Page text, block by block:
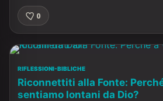
0
RIFLESSIONI-BIBLICHE
Riconnettiti alla Fonte:
sentiamo lontani da Dio?